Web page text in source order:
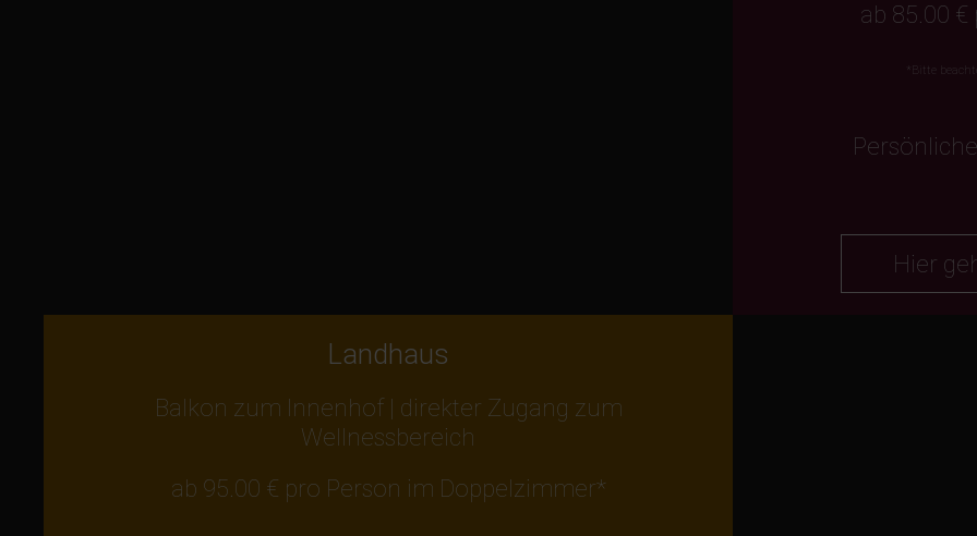
ab 85.00
*Bitte
Hier
Landhaus
Balkon zum Innenhof | direkter Zugang zum
Wellnessbereich
ab 95.00 € pro Person im Doppelzimmer*